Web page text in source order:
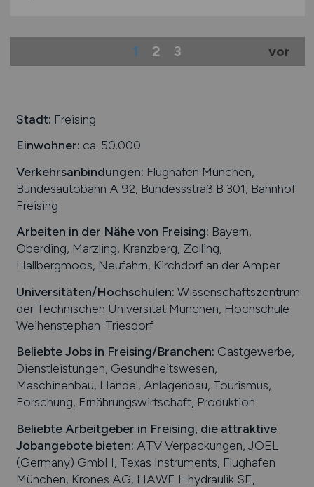
1 2 3 vor
Stadt: Freising
Einwohner: ca. 50.000
Verkehrsanbindungen: Flughafen München,
Bundesautobahn A 92, Bundessstraß B 301, Bahnhof
Freising
Arbeiten in der Nähe von Freising: Bayern,
Oberding, Marzling, Kranzberg, Zolling,
Hallbergmoos, Neufahrn, Kirchdorf an der Amper
Universitäten/Hochschulen: Wissenschaftszentrum
der Technischen Universität München, Hochschule
Weihenstephan-Triesdorf
Beliebte Jobs in Freising/Branchen: Gastgewerbe,
Dienstleistungen, Gesundheitswesen,
Maschinenbau, Handel, Anlagenbau, Tourismus,
Forschung, Ernährungswirtschaft, Produktion
Beliebte Arbeitgeber in Freising, die attraktive
Jobangebote bieten: ATV Verpackungen, JOEL
(Germany) GmbH, Texas Instruments, Flughafen
München, Krones AG, HAWE Hhydraulik SE,